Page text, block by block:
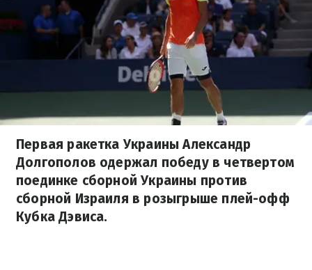
Первая ракетка Украины Александр
Долгополов одержал победу в четвертом
поединке сборной Украины против
сборной Израиля в розыгрыше плей-офф
Кубка Дэвиса.